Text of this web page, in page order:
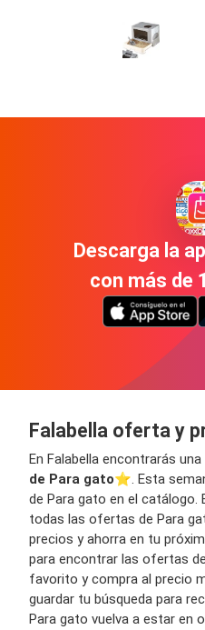
Descarga la
con más de
Falabella oferta y
En Falabella encontrarás
de Para gato⭐️. Esta
de Para gato en el catálogo.
todas las ofertas de Para
precios y ahorra en tu
para encontrar las ofertas
favorito y compra al precio
guardar tu búsqueda para
Para gato vuelva a estar en